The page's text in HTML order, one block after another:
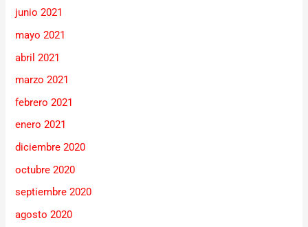
junio 2021
mayo 2021
abril 2021
marzo 2021
febrero 2021
enero 2021
diciembre 2020
octubre 2020
septiembre 2020
agosto 2020